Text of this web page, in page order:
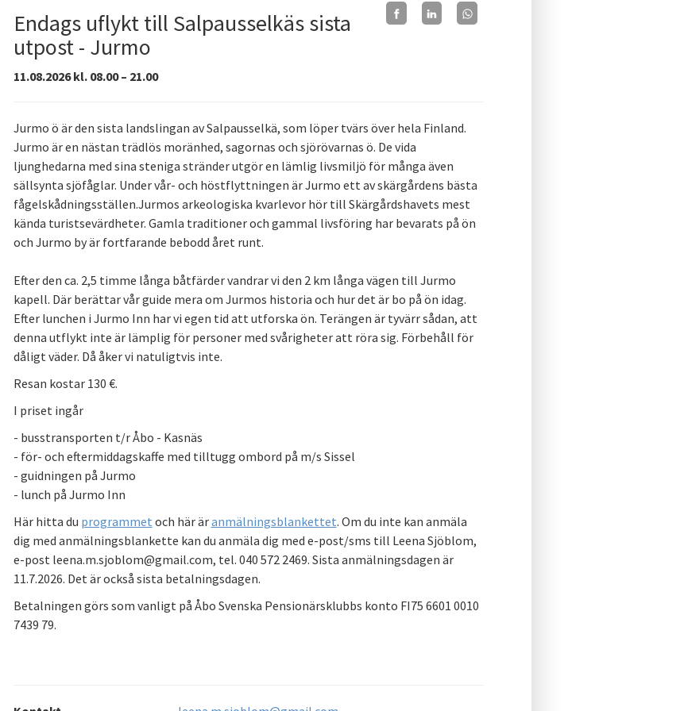
Endags uflykt till Salpausselkäs sista
utpost - Jurmo
11.08.2026 kl. 08.00 – 21.00
Jurmo ö är den sista landslingan av Salpausselkä, som löper tvärs över hela Finland.
Jurmo är en nästan trädlös moränhed, sagornas och sjörövarnas ö. De vida
ljunghedarna med sina steniga stränder utgör en lämlig livsmiljö för många även
sällsynta sjöfåglar. Under vår- och höstflyttningen är Jurmo ett av skärgårdens bästa
fågelskådningsställen.Jurmos arkeologiska kvarlevor hör till Skärgårdshavets mest
kända turistsevärdheter. Gamla traditioner och gammal livsföring har bevarats på ön
och Jurmo by är fortfarande bebodd året runt.
Efter den ca. 2,5 timme långa båtfärder vandrar vi den 2 km långa vägen till Jurmo
kapell. Där berättar vår guide mera om Jurmos historia och hur det är bo på ön idag.
Efter lunchen i Jurmo Inn har vi egen tid att utforska ön. Terängen är tyvärr sådan, att
denna utflykt inte är lämplig för personer med svårigheter att röra sig. Förbehåll för
dåligt väder. Då åker vi natuligtvis inte.
Resan kostar 130 €.
I priset ingår
- busstransporten t/r Åbo - Kasnäs
- för- och eftermiddagskaffe med tilltugg ombord på m/s Sissel
- guidningen på Jurmo
- lunch på Jurmo Inn
Här hitta du programmet och här äranmälningsblankettet. Om du inte kan anmäla
dig med anmälningsblankette kan du anmäla dig med e-post/sms till Leena Sjöblom,
e-post leena.m.sjoblom@gmail.com, tel. 040 572 2469. Sista anmälningsdagen är
11.7.2026. Det är också sista betalningsdagen.
Betalningen görs som vanligt på Åbo Svenska Pensionärsklubbs konto FI75 6601 0010
7439 79.